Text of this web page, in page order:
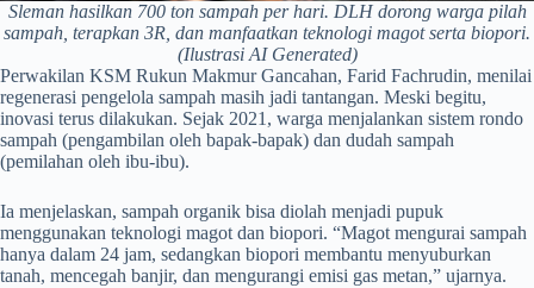
Sleman hasilkan 700 ton sampah per hari. DLH dorong warga pilah
sampah, terapkan 3R, dan manfaatkan teknologi magot serta biopori.
(Ilustrasi AI Generated)
Perwakilan KSM Rukun Makmur Gancahan, Farid Fachrudin, menilai
regenerasi pengelola sampah masih jadi tantangan. Meski begitu,
inovasi terus dilakukan. Sejak 2021, warga menjalankan sistem rondo
sampah (pengambilan oleh bapak-bapak) dan dudah sampah
(pemilahan oleh ibu-ibu).
Ia menjelaskan, sampah organik bisa diolah menjadi pupuk
menggunakan teknologi magot dan biopori. “Magot mengurai sampah
hanya dalam 24 jam, sedangkan biopori membantu menyuburkan
tanah, mencegah banjir, dan mengurangi emisi gas metan,” ujarnya.